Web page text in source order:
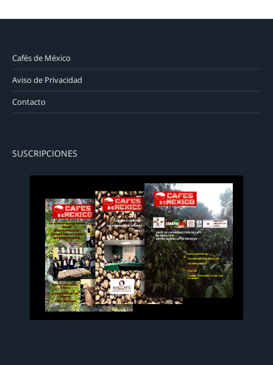
Cafés de México
Aviso de Privacidad
Contacto
SUSCRIPCIONES